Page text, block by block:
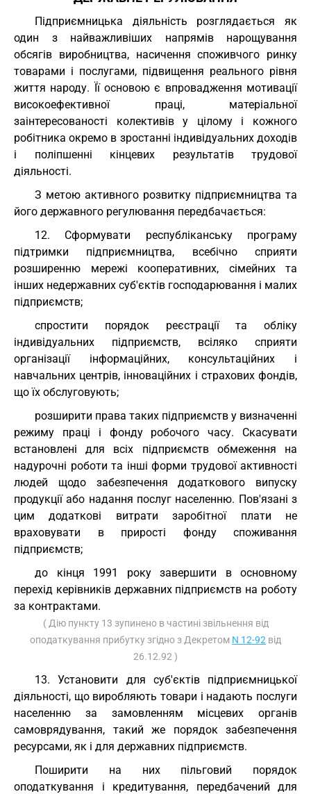
Підприємницька діяльність розглядається як
один з найважливіших напрямів нарощування
обсягів виробництва, насичення споживчого ринку
товарами і послугами, підвищення реального рівня
життя народу. Її основою є впровадження мотивації
високоефективної праці, матеріальної
заінтересованості колективів у цілому і кожного
робітника окремо в зростанні індивідуальних доходів
і поліпшенні кінцевих результатів трудової
діяльності.
З метою активного розвитку підприємництва та
його державного регулювання передбачається:
12. Сформувати республіканську програму
підтримки підприємництва, всебічно сприяти
розширенню мережі кооперативних, сімейних та
інших недержавних суб'єктів господарювання і малих
підприємств;
спростити порядок реєстрації та обліку
індивідуальних підприємств, всіляко сприяти
організації інформаційних, консультаційних і
навчальних центрів, інноваційних і страхових фондів,
що їх обслуговують;
розширити права таких підприємств у визначенні
режиму праці і фонду робочого часу. Скасувати
встановлені для всіх підприємств обмеження на
надурочні роботи та інші форми трудової активності
людей щодо забезпечення додаткового випуску
продукції або надання послуг населенню. Пов'язані з
цим додаткові витрати заробітної плати не
враховувати в прирості фонду споживання
підприємств;
до кінця 1991 року завершити в основному
перехід керівників державних підприємств на роботу
за контрактами.
( Дію пункту 13 зупинено в частині звільнення від
оподаткування прибутку згідно з Декретом N 12-92 від
26.12.92 )
13. Установити для суб'єктів підприємницької
діяльності, що виробляють товари і надають послуги
населенню за замовленням місцевих органів
самоврядування, такий же порядок забезпечення
ресурсами, як і для державних підприємств.
Поширити на них пільговий порядок
оподаткування і кредитування, передбачений для